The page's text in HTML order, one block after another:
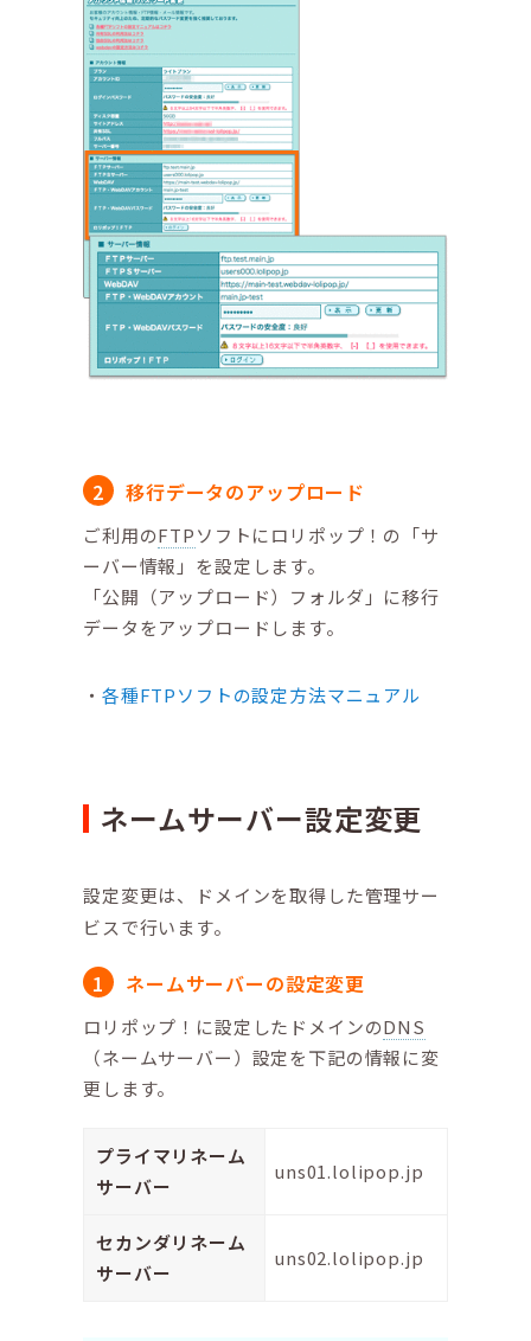
移行データのアップロード
ご利用のFTPソフトにロリポップ！の「サ
ーバー情報」を設定します。
「公開（アップロード）フォルダ」に移行
データをアップロードします。
各種FTPソフトの設定方法マニュアル
ネームサーバー設定変更
設定変更は、ドメインを取得した管理サー
ビスで行います。
ネームサーバーの設定変更
ロリポップ！に設定したドメインのDNS
（ネームサーバー）設定を下記の情報に変
更します。
プライマリネーム
サーバー
uns01.lolipop.jp
セカンダリネーム
サーバー
uns02.lolipop.jp